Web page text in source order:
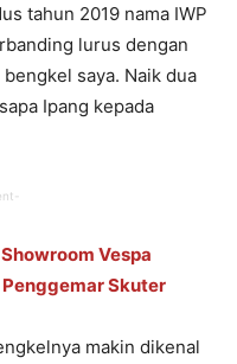
tahun 2019 nama IWP
lurus dengan
saya. Naik dua
Ipang kepada
Vespa
Skuter
makin dikenal